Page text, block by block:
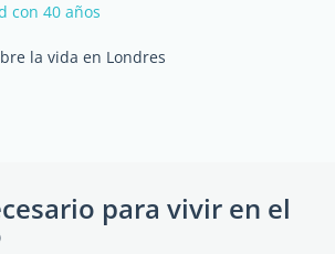
con 40 años
la vida en Londres
para vivir en el